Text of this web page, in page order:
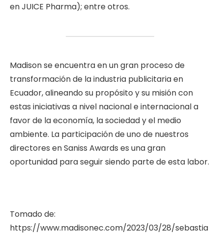
en JUICE Pharma); entre otros.
Madison se encuentra en un gran proceso de
transformación de la industria publicitaria en
Ecuador, alineando su propósito y su misión con
estas iniciativas a nivel nacional e internacional a
favor de la economía, la sociedad y el medio
ambiente. La participación de uno de nuestros
directores en Saniss Awards es una gran
oportunidad para seguir siendo parte de esta labor.
Tomado de:
https://www.madisonec.com/2023/03/28/sebastia